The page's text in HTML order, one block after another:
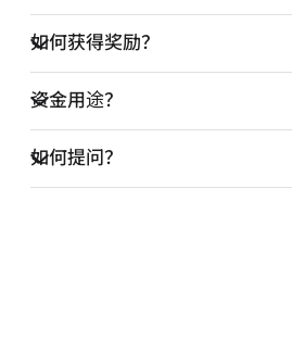
如何获得奖励？
资金用途？
如何提问？